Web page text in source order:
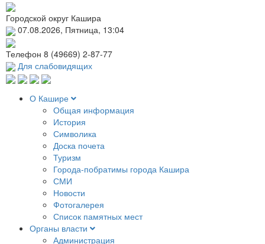
Городской округ Кашира
07.08.2026, Пятница, 13:04
Телефон 8 (49669) 2-87-77
Для слабовидящих
О Кашире
Общая информация
История
Символика
Доска почета
Туризм
Города-побратимы города Кашира
СМИ
Новости
Фотогалерея
Список памятных мест
Органы власти
Администрация